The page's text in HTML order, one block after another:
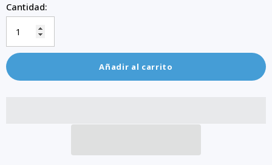
Cantidad:
Añadir al carrito